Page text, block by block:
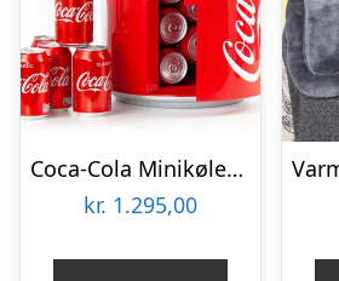
Coca-Cola Minikøleskab
kr. 1.295,00